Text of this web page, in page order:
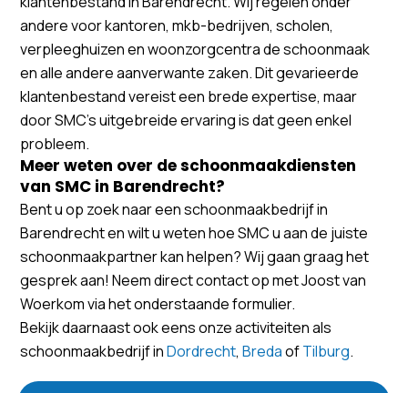
andere voor kantoren, mkb-bedrijven, scholen,
verpleeghuizen en woonzorgcentra de schoonmaak
en alle andere aanverwante zaken. Dit gevarieerde
klantenbestand vereist een brede expertise, maar
door SMC’s uitgebreide ervaring is dat geen enkel
probleem.
Meer weten over de schoonmaakdiensten
van SMC in Barendrecht?
Bent u op zoek naar een schoonmaakbedrijf in
Barendrecht en wilt u weten hoe SMC u aan de juiste
schoonmaakpartner kan helpen? Wij gaan graag het
gesprek aan! Neem direct contact op met Joost van
Woerkom via het onderstaande formulier.
Bekijk daarnaast ook eens onze activiteiten als
schoonmaakbedrijf inDordrecht, BredaofTilburg.